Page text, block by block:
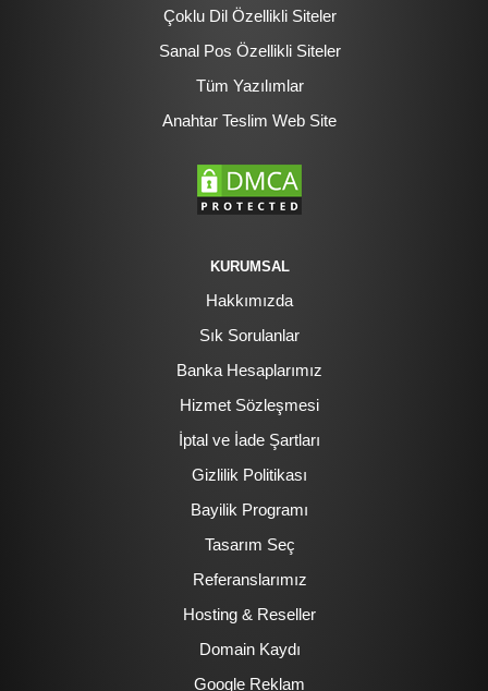
Çoklu Dil Özellikli Siteler
Sanal Pos Özellikli Siteler
Tüm Yazılımlar
Anahtar Teslim Web Site
KURUMSAL
Hakkımızda
Sık Sorulanlar
Banka Hesaplarımız
Hizmet Sözleşmesi
İptal ve İade Şartları
Gizlilik Politikası
Bayilik Programı
Tasarım Seç
Referanslarımız
Hosting & Reseller
Domain Kaydı
Google Reklam